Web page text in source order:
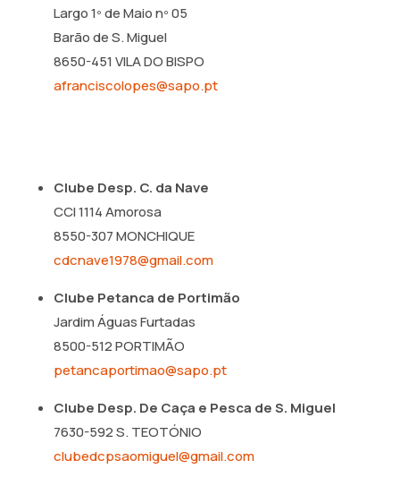
Largo 1º de Maio nº 05
Barão de S. Miguel
8650-451 VILA DO BISPO
afranciscolopes@sapo.pt
Clube Desp. C. da Nave
CCI 1114 Amorosa
8550-307 MONCHIQUE
cdcnave1978@gmail.com
Clube Petanca de Portimão
Jardim Águas Furtadas
8500-512 PORTIMÃO
petancaportimao@sapo.pt
Clube Desp. De Caça e Pesca de S. Miguel
7630-592 S. TEOTÓNIO
clubedcpsaomiguel@gmail.com